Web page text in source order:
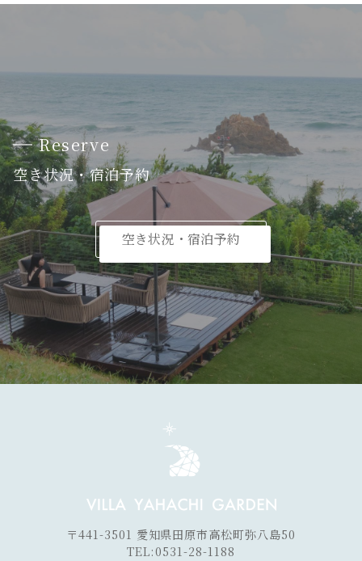
Reserve
空き状況・宿泊予約
空き状況・宿泊予約
〒441-3501 愛知県田原市高松町弥八島50
TEL:0531-28-1188